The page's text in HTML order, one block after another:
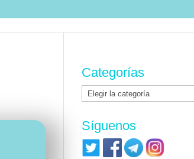
Categorías
Categorías
Síguenos